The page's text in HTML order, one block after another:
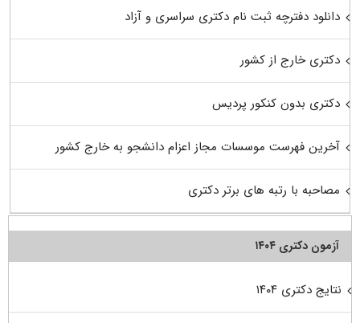
دانلود دفترچه ثبت نام دکتری سراسری و آزاد
دکتری خارج از کشور
دکتری بدون کنکور پردیس
آخرین فهرست موسسات مجاز اعزام دانشجو به خارج کشور
مصاحبه با رتبه های برتر دکتری
آزمون دکتری ۱۴۰۴
نتایج دکتری ۱۴۰۴